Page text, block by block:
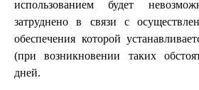
использованием будет
затруднено в связи с
обеспечения которой
(при возникновении таких
дней.